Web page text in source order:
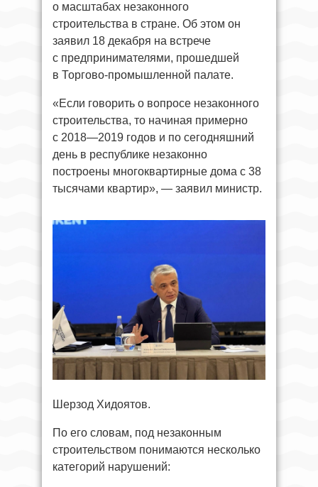
о масштабах незаконного
строительства в стране. Об этом он
заявил 18 декабря на встрече
с предпринимателями, прошедшей
в Торгово-промышленной палате.
«Если говорить о вопросе незаконного
строительства, то начиная примерно
с 2018—2019 годов и по сегодняшний
день в республике незаконно
построены многоквартирные дома с 38
тысячами квартир», — заявил министр.
Шерзод Хидоятов.
По его словам, под незаконным
строительством понимаются несколько
категорий нарушений: